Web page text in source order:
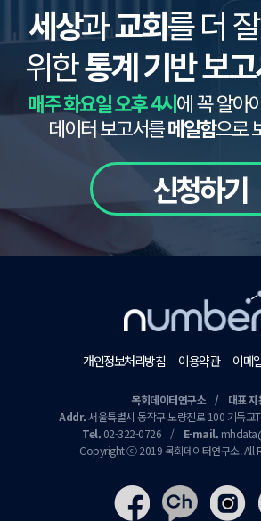
세상과교회를 더
위한통계 기반 보
매주 화요일 오후 4시에 꼭 알아
데이터 보고서를메일함으로
신청하기
개인정보처리방침 이용약관 이메
목회데이터연구소 / 대표 지
Addr.서울특별시 동작구 노량진로 100 기독교
Tel. 02-322-0726 / E-mail.
Copyright ⓒ 2019 목회데이터연구소. All